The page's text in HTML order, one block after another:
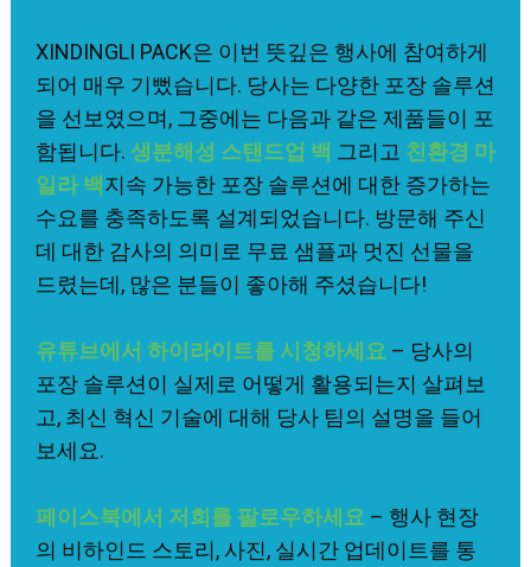
XINDINGLI PACK은 이번 뜻깊은 행사에 참여하게
되어 매우 기뻤습니다. 당사는 다양한 포장 솔루션
을 선보였으며, 그중에는 다음과 같은 제품들이 포
함됩니다. 생분해성 스탠드업 백 그리고 친환경 마
일라 백 지속 가능한 포장 솔루션에 대한 증가하는
수요를 충족하도록 설계되었습니다. 방문해 주신
데 대한 감사의 의미로 무료 샘플과 멋진 선물을
드렸는데, 많은 분들이 좋아해 주셨습니다!
유튜브에서 하이라이트를 시청하세요 – 당사의
포장 솔루션이 실제로 어떻게 활용되는지 살펴보
고, 최신 혁신 기술에 대해 당사 팀의 설명을 들어
보세요.
페이스북에서 저희를 팔로우하세요 – 행사 현장
의 비하인드 스토리, 사진, 실시간 업데이트를 통